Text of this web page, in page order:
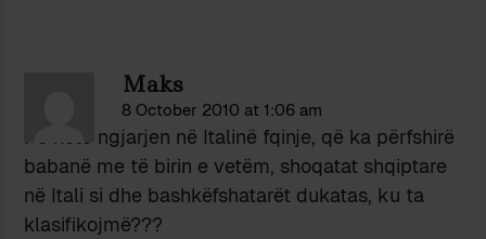
Maks
8 October 2010 at 1:06 am
Po këtë ngjarjen në Italinë fqinje, që ka përfshirë
babanë me të birin e vetëm, shoqatat shqiptare
në Itali si dhe bashkëfshatarët dukatas, ku ta
klasifikojmë???